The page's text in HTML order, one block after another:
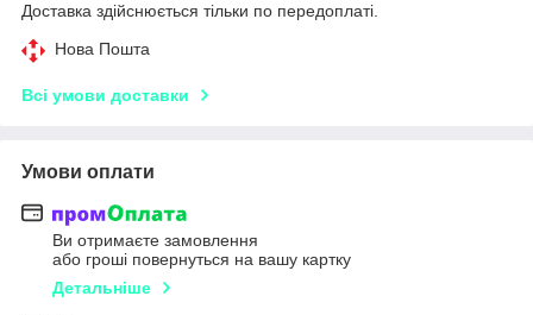
Доставка здійснюється тільки по передоплаті.
Нова Пошта
Всі умови доставки
Умови оплати
Ви отримаєте замовлення
або гроші повернуться на вашу картку
Детальніше